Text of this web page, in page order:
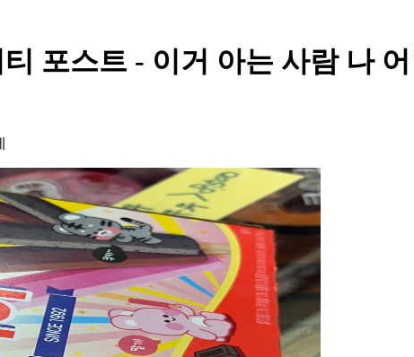
포스트 - 이거 아는 사람 나